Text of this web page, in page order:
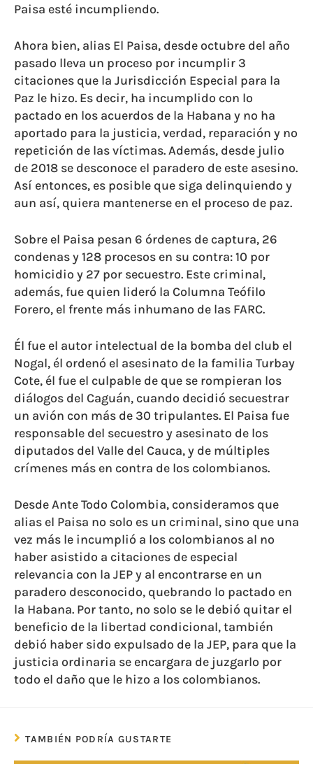
Paisa esté incumpliendo.
Ahora bien, alias El Paisa, desde octubre del año
pasado lleva un proceso por incumplir 3
citaciones que la Jurisdicción Especial para la
Paz le hizo. Es decir, ha incumplido con lo
pactado en los acuerdos de la Habana y no ha
aportado para la justicia, verdad, reparación y no
repetición de las víctimas. Además, desde julio
de 2018 se desconoce el paradero de este asesino.
Así entonces, es posible que siga delinquiendo y
aun así, quiera mantenerse en el proceso de paz.
Sobre el Paisa pesan 6 órdenes de captura, 26
condenas y 128 procesos en su contra: 10 por
homicidio y 27 por secuestro. Este criminal,
además, fue quien lideró la Columna Teófilo
Forero, el frente más inhumano de las FARC.
Él fue el autor intelectual de la bomba del club el
Nogal, él ordenó el asesinato de la familia Turbay
Cote, él fue el culpable de que se rompieran los
diálogos del Caguán, cuando decidió secuestrar
un avión con más de 30 tripulantes. El Paisa fue
responsable del secuestro y asesinato de los
diputados del Valle del Cauca, y de múltiples
crímenes más en contra de los colombianos.
Desde Ante Todo Colombia, consideramos que
alias el Paisa no solo es un criminal, sino que una
vez más le incumplió a los colombianos al no
haber asistido a citaciones de especial
relevancia con la JEP y al encontrarse en un
paradero desconocido, quebrando lo pactado en
la Habana. Por tanto, no solo se le debió quitar el
beneficio de la libertad condicional, también
debió haber sido expulsado de la JEP, para que la
justicia ordinaria se encargara de juzgarlo por
todo el daño que le hizo a los colombianos.
TAMBIÉN PODRÍA GUSTARTE